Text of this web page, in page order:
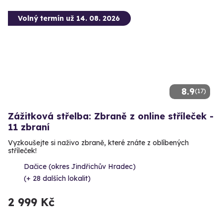
8.9(17)
Volný termín už 14. 08. 2026
Zážitková střelba: Zbraně z online stříleček -
11 zbraní
Vyzkoušejte si naživo zbraně, které znáte z oblíbených
stříleček!
Dačice (okres Jindřichův Hradec)
(+ 28 dalších lokalit)
2 999 Kč